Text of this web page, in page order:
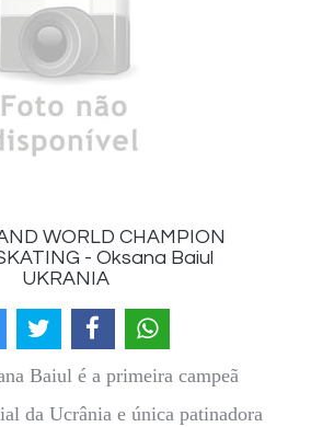
WORLD CHAMPION
- Oksana Baiul
UKRANIA
Baiul é a primeira campeã
da Ucrânia e única patinadora